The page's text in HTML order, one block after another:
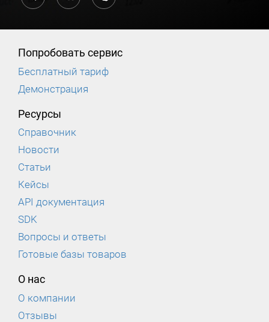
Попробовать сервис
Бесплатный тариф
Демонстрация
Ресурсы
Справочник
Новости
Статьи
Кейсы
API документация
SDK
Вопросы и ответы
Готовые базы товаров
О нас
О компании
Отзывы